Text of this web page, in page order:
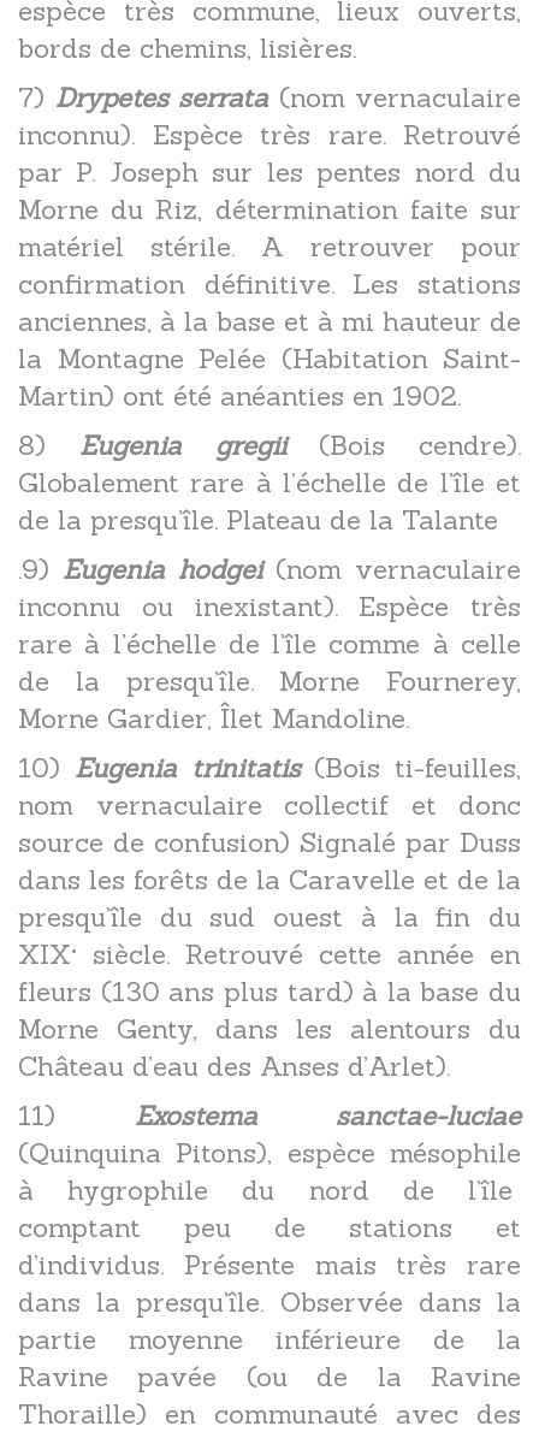
espèce très commune, lieux ouverts,
bords de chemins, lisières.
7) Drypetes serrata (nom vernaculaire
inconnu). Espèce très rare. Retrouvé
par P. Joseph sur les pentes nord du
Morne du Riz, détermination faite sur
matériel stérile. A retrouver pour
confirmation définitive. Les stations
anciennes, à la base et à mi hauteur de
la Montagne Pelée (Habitation Saint-
Martin) ont été anéanties en 1902.
8) Eugenia gregii(Bois cendre).
Globalement rare à l’échelle de l’île et
de la presqu’île. Plateau de la Talante
.9) Eugenia hodgei(nom vernaculaire
inconnu ou inexistant). Espèce très
rare à l’échelle de l’île comme à celle
de la presqu’île. Morne Fournerey,
Morne Gardier, Îlet Mandoline.
10) Eugenia trinitatis(Bois ti-feuilles,
nom vernaculaire collectif et donc
source de confusion) Signalé par Duss
dans les forêts de la Caravelle et de la
presqu’île du sud ouest à la fin du
XIX° siècle. Retrouvé cette année en
fleurs (130 ans plus tard) à la base du
Morne Genty, dans les alentours du
Château d’eau des Anses d’Arlet).
11) Exostema sanctae-luciae
(Quinquina Pitons), espèce mésophile
à hygrophile du nord de l’île
comptant peu de stations et
d’individus. Présente mais très rare
dans la presqu’île. Observée dans la
partie moyenne inférieure de la
Ravine pavée (ou de la Ravine
Thoraille) en communauté avec des